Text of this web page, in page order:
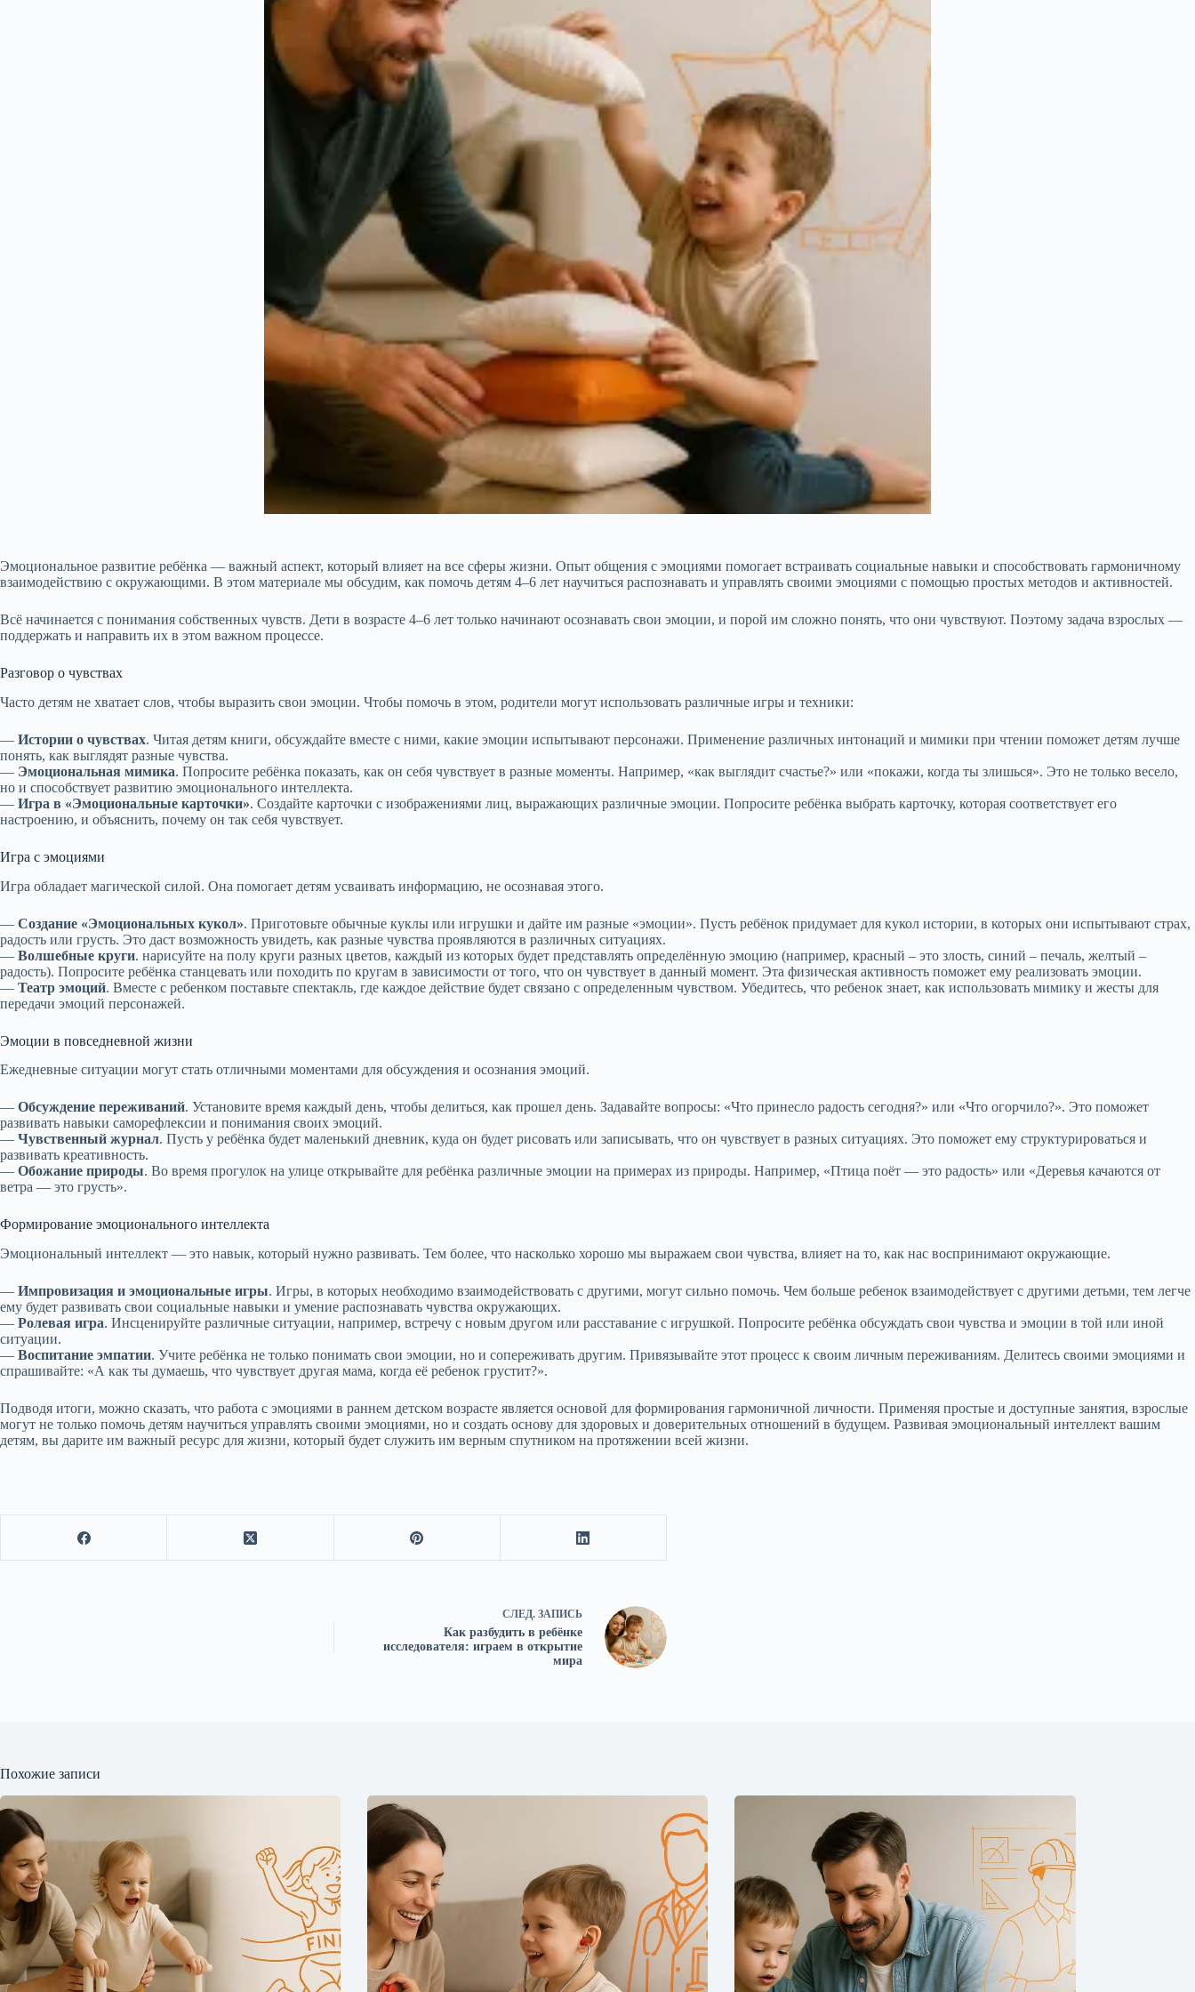
Эмоциональное развитие ребёнка — важный аспект, который влияет на все сферы жизни. Опыт общения с эмоциями помогает встраивать социальные навыки и способствовать гармоничному
взаимодействию с окружающими. В этом материале мы обсудим, как помочь детям 4–6 лет научиться распознавать и управлять своими эмоциями с помощью простых методов и активностей.
Всё начинается с понимания собственных чувств. Дети в возрасте 4–6 лет только начинают осознавать свои эмоции, и порой им сложно понять, что они чувствуют. Поэтому задача взрослых —
поддержать и направить их в этом важном процессе.
Разговор о чувствах
Часто детям не хватает слов, чтобы выразить свои эмоции. Чтобы помочь в этом, родители могут использовать различные игры и техники:
— Истории о чувствах. Читая детям книги, обсуждайте вместе с ними, какие эмоции испытывают персонажи. Применение различных интонаций и мимики при чтении поможет детям лучше
понять, как выглядят разные чувства.
— Эмоциональная мимика. Попросите ребёнка показать, как он себя чувствует в разные моменты. Например, «как выглядит счастье?» или «покажи, когда ты злишься». Это не только весело,
но и способствует развитию эмоционального интеллекта.
— Игра в «Эмоциональные карточки». Создайте карточки с изображениями лиц, выражающих различные эмоции. Попросите ребёнка выбрать карточку, которая соответствует его
настроению, и объяснить, почему он так себя чувствует.
Игра с эмоциями
Игра обладает магической силой. Она помогает детям усваивать информацию, не осознавая этого.
— Создание «Эмоциональных кукол». Приготовьте обычные куклы или игрушки и дайте им разные «эмоции». Пусть ребёнок придумает для кукол истории, в которых они испытывают страх,
радость или грусть. Это даст возможность увидеть, как разные чувства проявляются в различных ситуациях.
— Волшебные круги. нарисуйте на полу круги разных цветов, каждый из которых будет представлять определённую эмоцию (например, красный – это злость, синий – печаль, желтый –
радость). Попросите ребёнка станцевать или походить по кругам в зависимости от того, что он чувствует в данный момент. Эта физическая активность поможет ему реализовать эмоции.
— Театр эмоций. Вместе с ребенком поставьте спектакль, где каждое действие будет связано с определенным чувством. Убедитесь, что ребенок знает, как использовать мимику и жесты для
передачи эмоций персонажей.
Эмоции в повседневной жизни
Ежедневные ситуации могут стать отличными моментами для обсуждения и осознания эмоций.
— Обсуждение переживаний. Установите время каждый день, чтобы делиться, как прошел день. Задавайте вопросы: «Что принесло радость сегодня?» или «Что огорчило?». Это поможет
развивать навыки саморефлексии и понимания своих эмоций.
— Чувственный журнал. Пусть у ребёнка будет маленький дневник, куда он будет рисовать или записывать, что он чувствует в разных ситуациях. Это поможет ему структурироваться и
развивать креативность.
— Обожание природы. Во время прогулок на улице открывайте для ребёнка различные эмоции на примерах из природы. Например, «Птица поёт — это радость» или «Деревья качаются от
ветра — это грусть».
Формирование эмоционального интеллекта
Эмоциональный интеллект — это навык, который нужно развивать. Тем более, что насколько хорошо мы выражаем свои чувства, влияет на то, как нас воспринимают окружающие.
— Импровизация и эмоциональные игры. Игры, в которых необходимо взаимодействовать с другими, могут сильно помочь. Чем больше ребенок взаимодействует с другими детьми, тем легче
ему будет развивать свои социальные навыки и умение распознавать чувства окружающих.
— Ролевая игра. Инсценируйте различные ситуации, например, встречу с новым другом или расставание с игрушкой. Попросите ребёнка обсуждать свои чувства и эмоции в той или иной
ситуации.
— Воспитание эмпатии. Учите ребёнка не только понимать свои эмоции, но и сопереживать другим. Привязывайте этот процесс к своим личным переживаниям. Делитесь своими эмоциями и
спрашивайте: «А как ты думаешь, что чувствует другая мама, когда её ребенок грустит?».
Подводя итоги, можно сказать, что работа с эмоциями в раннем детском возрасте является основой для формирования гармоничной личности. Применяя простые и доступные занятия, взрослые
могут не только помочь детям научиться управлять своими эмоциями, но и создать основу для здоровых и доверительных отношений в будущем. Развивая эмоциональный интеллект вашим
детям, вы дарите им важный ресурс для жизни, который будет служить им верным спутником на протяжении всей жизни.
СЛЕД. ЗАПИСЬ
Как разбудить в ребёнке
исследователя: играем в открытие
мира
Похожие записи